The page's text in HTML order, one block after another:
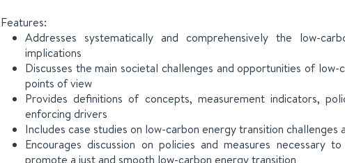
Features:
Addresses systematically and comprehensively the low-
implications
Discusses the main societal challenges and opportunities of
points of view
Provides definitions of concepts, measurement indicators,
enforcing drivers
Includes case studies on low-carbon energy transition
Encourages discussion on policies and measures
promote a just and smooth low-carbon energy transition